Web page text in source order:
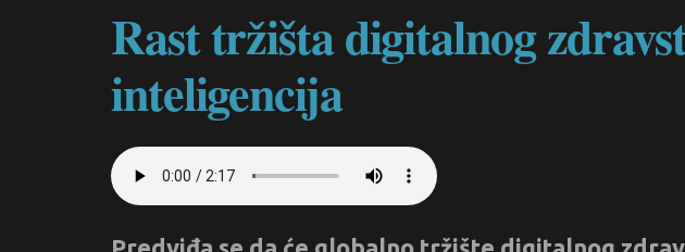
Rast tržišta digitalnog
inteligencija